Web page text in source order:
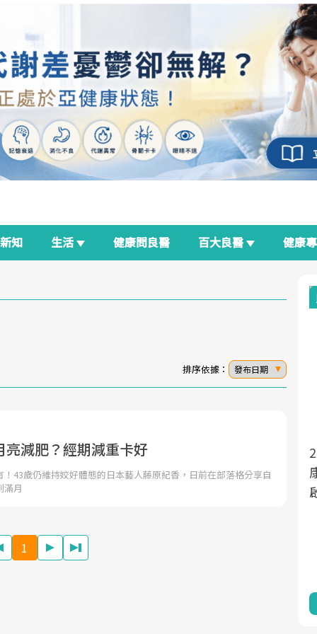
新知 生活 健康問良醫 百大良醫 健康
排序依據： 發布日期
亮減肥？經期減重卡好
43歲仍維持姣好體態的日本藝人藤原紀香，日前在部落格分享自
滿月
1
面對超高齡社會的浪潮，台灣正在快速邁
向「健康照護」的新時代。隨著國家政策
心議題。然而，健檢不只是醫療院所的服
務，更是民眾了解自身健康狀況、啟動健
良醫生活祭
2025年，就到良醫生活祭體驗「一站式健
康新生活」，從講座、體驗到運動，全面